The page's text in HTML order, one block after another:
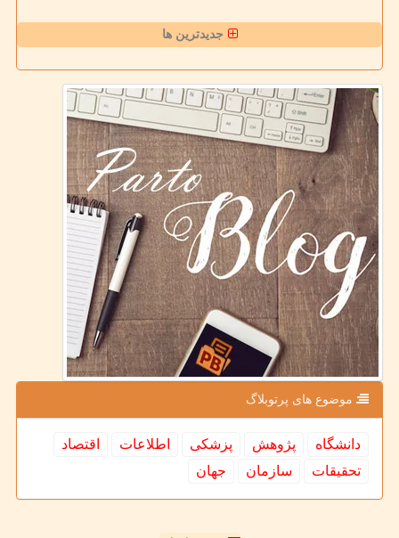
جدیدترین ها
موضوع های پرتوبلاگ
دانشگاه پژوهش پزشكی اطلاعات
اقتصاد
تحقیقات
سازمان جهان